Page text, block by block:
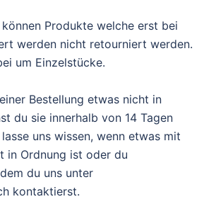
Produkte welche erst bei
werden nicht retourniert werden.
um Einzelstücke.
Bestellung etwas nicht in
du sie innerhalb von 14 Tagen
uns wissen, wenn etwas mit
in Ordnung ist oder du
du uns unter
kontaktierst.